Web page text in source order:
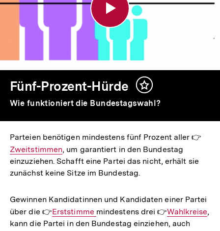
Fünf-Prozent-Hürde
Inhalt
merken
Wie funktioniert die Bundestagswahl?
Parteien benötigen mindestens fünf Prozent aller 👉
Zweitstimmen, um garantiert in den Bundestag
einzuziehen. Schafft eine Partei das nicht, erhält sie
zunächst keine Sitze im Bundestag.
Gewinnen Kandidatinnen und Kandidaten einer Partei
über die 👉Interner
Link:
Erststimme mindestens drei 👉Interner
Link:
Wahlkreise,
kann die Partei in den Bundestag einziehen, auch